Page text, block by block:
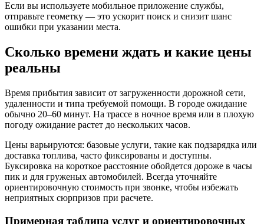
Если вы используете мобильное приложение службы,
отправьте геометку — это ускорит поиск и снизит шанс
ошибки при указании места.
Сколько времени ждать и какие цены
реальны
Время прибытия зависит от загруженности дорожной сети,
удаленности и типа требуемой помощи. В городе ожидание
обычно 20–60 минут. На трассе в ночное время или в плохую
погоду ожидание растет до нескольких часов.
Цены варьируются: базовые услуги, такие как подзарядка или
доставка топлива, часто фиксированы и доступны.
Буксировка на короткое расстояние обойдется дороже в часы
пик и для груженых автомобилей. Всегда уточняйте
ориентировочную стоимость при звонке, чтобы избежать
неприятных сюрпризов при расчете.
Примерная таблица услуг и ориентировочных